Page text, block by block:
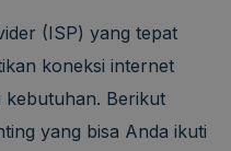
(ISP) yang tepat
koneksi internet
kebutuhan. Berikut
yang bisa Anda ikuti